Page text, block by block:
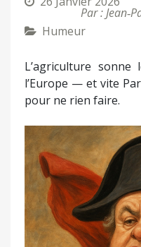
Par :
Humeur
L’agriculture
l’Europe — et vite
pour ne rien faire.